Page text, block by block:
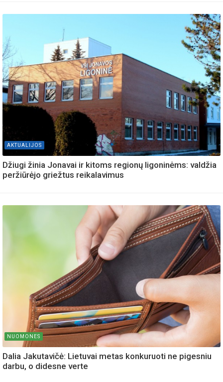
AKTUALIJOS
Džiugi žinia Jonavai ir kitoms regionų ligoninėms: valdžia
peržiūrėjo griežtus reikalavimus
NUOMONES
Dalia Jakutavičė: Lietuvai metas konkuruoti ne pigesniu
darbu, o didesne verte